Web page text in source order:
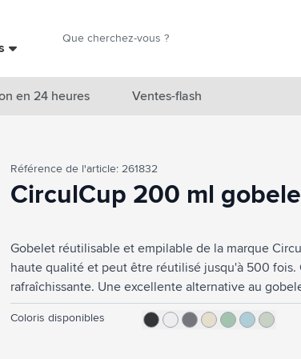
Marques
Thèmes
Accessoires boissons
Sacs & Voyage
Cuisiner & Vivre
Produits de soin
en 24 heures Ventes-flash
Référence de l'article: 261832
CirculCup 200 ml
Gobelet réutilisable et empilable de la marque
haute qualité et peut être réutilisé jusqu'à 500
rafraîchissante. Une excellente alternative au
et empilable, et un excellent gain de place.
micro-ondes. 100% recyclable. Ce gobelet
Coloris disponibles